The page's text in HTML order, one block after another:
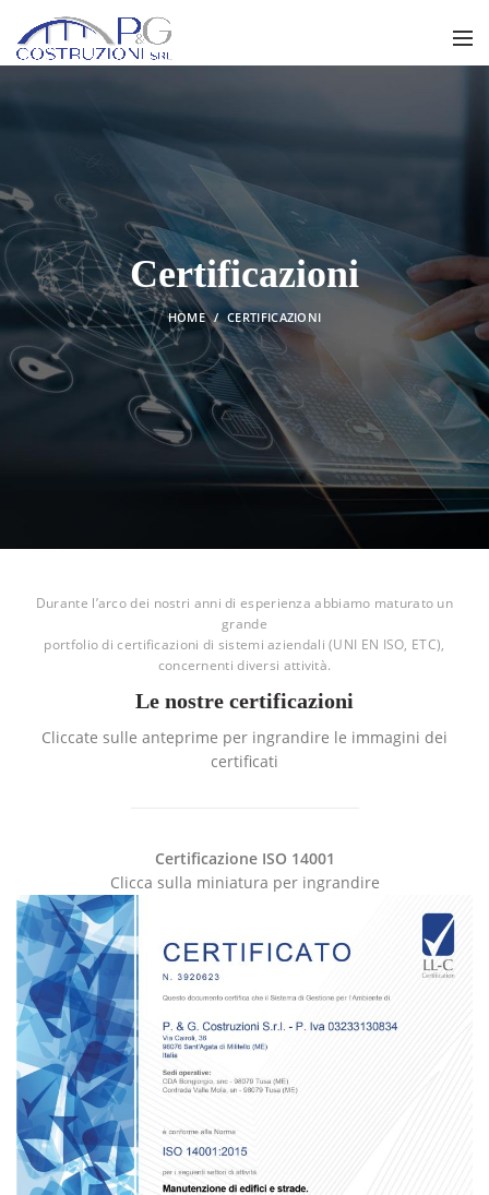
Certificazioni
HOME CERTIFICAZIONI
Durante l’arco dei nostri anni di esperienza abbiamo maturato un
grande
portfolio di certificazioni di sistemi aziendali (UNI EN ISO, ETC),
concernenti diversi attività.
Le nostre certificazioni
Cliccate sulle anteprime per ingrandire le immagini dei
certificati
Certificazione ISO 14001
Clicca sulla miniatura per ingrandire